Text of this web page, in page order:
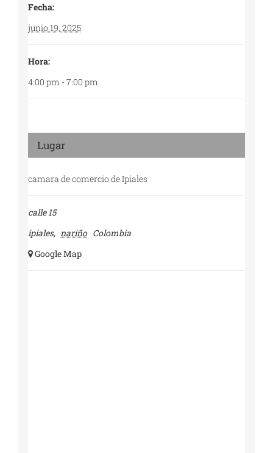
Fecha:
junio 19, 2025
Hora:
4:00 pm - 7:00 pm
Lugar
camara de comercio de Ipiales
calle 15
ipiales, nariño Colombia
+ Google Map